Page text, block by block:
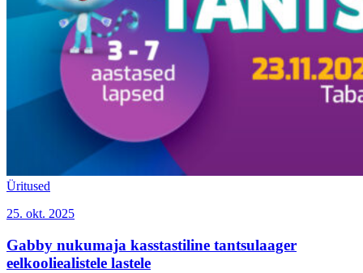
Üritused
25. okt. 2025
Gabby nukumaja kasstastiline tantsulaager
eelkooliealistele lastele